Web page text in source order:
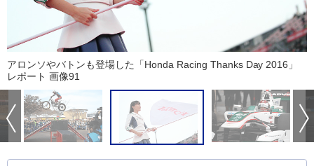
アロンソやバトンも登場した「Honda Racing Thanks Day 2016」
レポート 画像91